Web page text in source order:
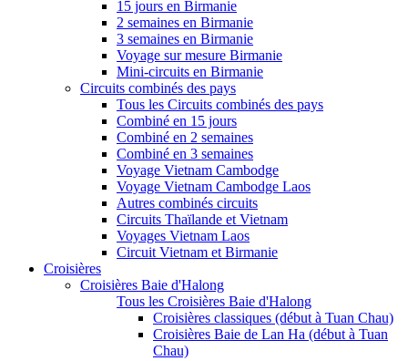
15 jours en Birmanie
2 semaines en Birmanie
3 semaines en Birmanie
Voyage sur mesure Birmanie
Mini-circuits en Birmanie
Circuits combinés des pays
Tous les Circuits combinés des pays
Combiné en 15 jours
Combiné en 2 semaines
Combiné en 3 semaines
Voyage Vietnam Cambodge
Voyage Vietnam Cambodge Laos
Autres combinés circuits
Circuits Thaïlande et Vietnam
Voyages Vietnam Laos
Circuit Vietnam et Birmanie
Croisières
Croisières Baie d'Halong
Tous les Croisières Baie d'Halong
Croisières classiques (début à Tuan Chau)
Croisières Baie de Lan Ha (début à Tuan
Chau)